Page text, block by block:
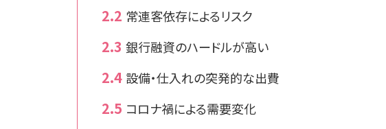
常連客依存によるリスク
銀行融資のハードルが高い
設備・仕入れの突発的な出費
コロナ禍による需要変化